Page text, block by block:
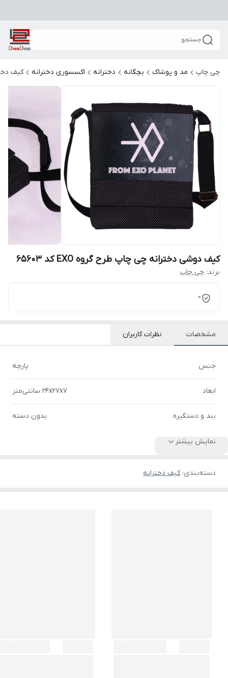
جستجو
چی چاپ مد و پوشاک بچگانه دخترانه اکسسوری دخترانه کیف
کیف دوشی دخترانه چی چاپ طرح گروه EXO کد 65603
برند: چی چاپ
0
مشخصات نظرات کاربران
جنس پارچه
ابعاد 24x27x7 سانتی‌متر
بند و دستگیره بدون دسته
نمایش بیشتر
دسته‌بندی:کیف دخترانه